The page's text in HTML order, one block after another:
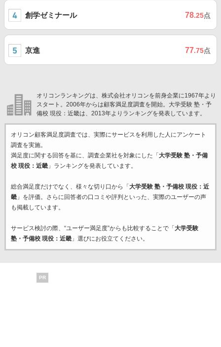
創学ゼミナール 78.25点
京進 77.75点
オリコンランキングは、株式会社オリコンを前身企業に1967年より
スタート。2006年からは顧客満足度調査を開始。大学受験 塾・予
備校 現役：近畿は、2013年よりランキングを発表しています。
オリコン顧客満足度調査では、実際にサービスを利用した 人にアンケート
調査を実施。
満足度に関する回答を基に、調査企業社を対象にした「 大学受験 塾・予備
校 現役：近畿」ランキングを発表しています。
総合満足度だけでなく、様々な切り口から「 大学受験 塾・予備校 現役：近
畿」を評価。さらに回答者の口コミや評判といった、実際のユーザーの声
も掲載しています。
サービス検討の際、“ユーザー満足度”からも比較することで「 大学受験
塾・予備校 現役：近畿」選びにお役立てください。
PR